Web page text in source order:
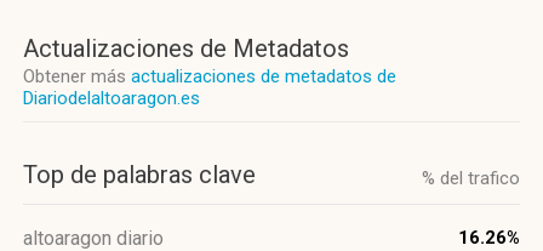
Actualizaciones de Metadatos
Obtener más actualizaciones de metadatos de
Diariodelaltoaragon.es
Top de palabras clave % del trafico
altoaragon diario 16.26%